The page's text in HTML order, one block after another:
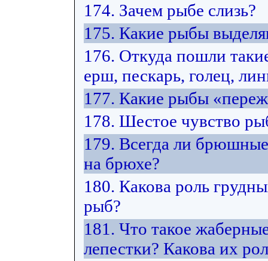
174. Зачем рыбе слизь?
175. Какие рыбы
176. Откуда пошли
ерш, пескарь, голец,
177. Какие рыбы
178. Шестое чувство
179. Всегда ли
на брюхе?
180. Какова роль
рыб?
181. Что такое
лепестки? Какова их